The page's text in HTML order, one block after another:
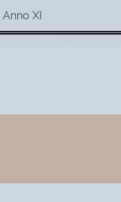
Anno XI